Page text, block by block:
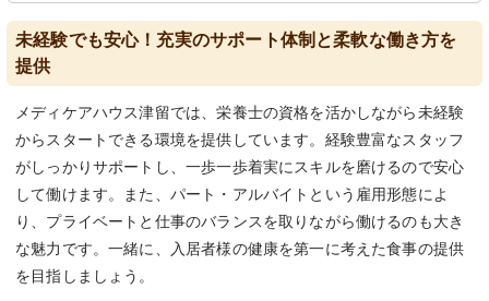
未経験でも安心！充実のサポート体制と柔軟な働き方を
提供
メディケアハウス津留では、栄養士の資格を活かしながら未経験
からスタートできる環境を提供しています。経験豊富なスタッフ
がしっかりサポートし、一歩一歩着実にスキルを磨けるので安心
して働けます。また、パート・アルバイトという雇用形態によ
り、プライベートと仕事のバランスを取りながら働けるのも大き
な魅力です。一緒に、入居者様の健康を第一に考えた食事の提供
を目指しましょう。